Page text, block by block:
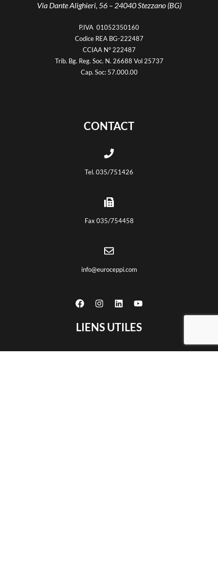
Via Dante Alighieri, 56 – 24040 Stezzano (BG)
P.IVA 01052350160
Codice REA BG-222487
CCIAA N° 222487
Trib. Bg. Reg. Soc. N. 26688 Vol 25737
Cap. Soc: 57.000.00
CONTACT
Tel. 035/751426
Fax 035/754458
info@euroceppi.com
LIENS UTILES